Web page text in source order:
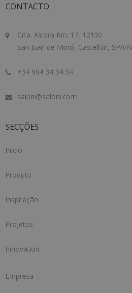
CONTACTO
Crta. Alcora Km. 17, 12130
San Juan de Moró, Castellón, SPAIN
+34 964 34 34 34
saloni@saloni.com
SECÇÕES
Início
Produto
Inspiração
Projetos
Innovation
Empresa